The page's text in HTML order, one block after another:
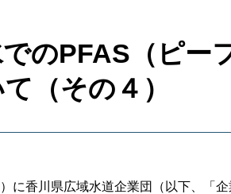
のPFAS（ピー
（その４）
に香川県広域水道企業団（以下、「